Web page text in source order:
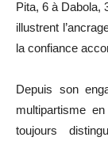
Pita, 6 à Dabola,
illustrent
la confiance
Depuis son
multipartisme
toujours